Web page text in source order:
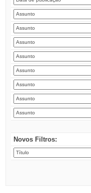
Novos Filtros: